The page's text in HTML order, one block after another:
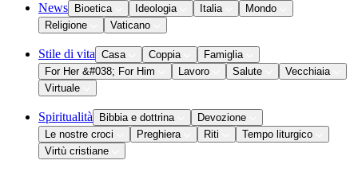
News Bioetica Ideologia Italia
Mondo
Religione
Vaticano
Stile di vita Casa Coppia
Famiglia
For Her &#038; For Him
Lavoro Salute
Vecchiaia
Virtuale
Spiritualità Bibbia e dottrina
Devozione
Le nostre croci
Preghiera Riti
Tempo liturgico
Virtù cristiane